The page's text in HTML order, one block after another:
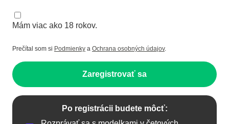
Mám viac ako 18 rokov.
Prečítal som si Podmienky a Ochrana osobných údajov.
Zaregistrovať sa
Po registrácii budete môcť: